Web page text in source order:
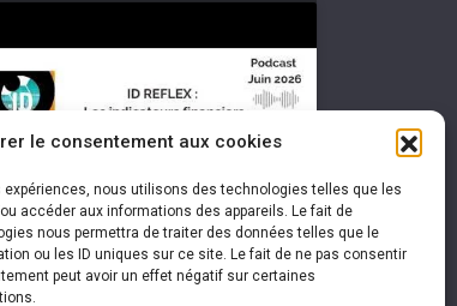
le consentement aux cookies
expériences, nous utilisons des technologies telles que les
accéder aux informations des appareils. Le fait de
nous permettra de traiter des données telles que le
ou les ID uniques sur ce site. Le fait de ne pas consentir
peut avoir un effet négatif sur certaines
pour accepter les cookies